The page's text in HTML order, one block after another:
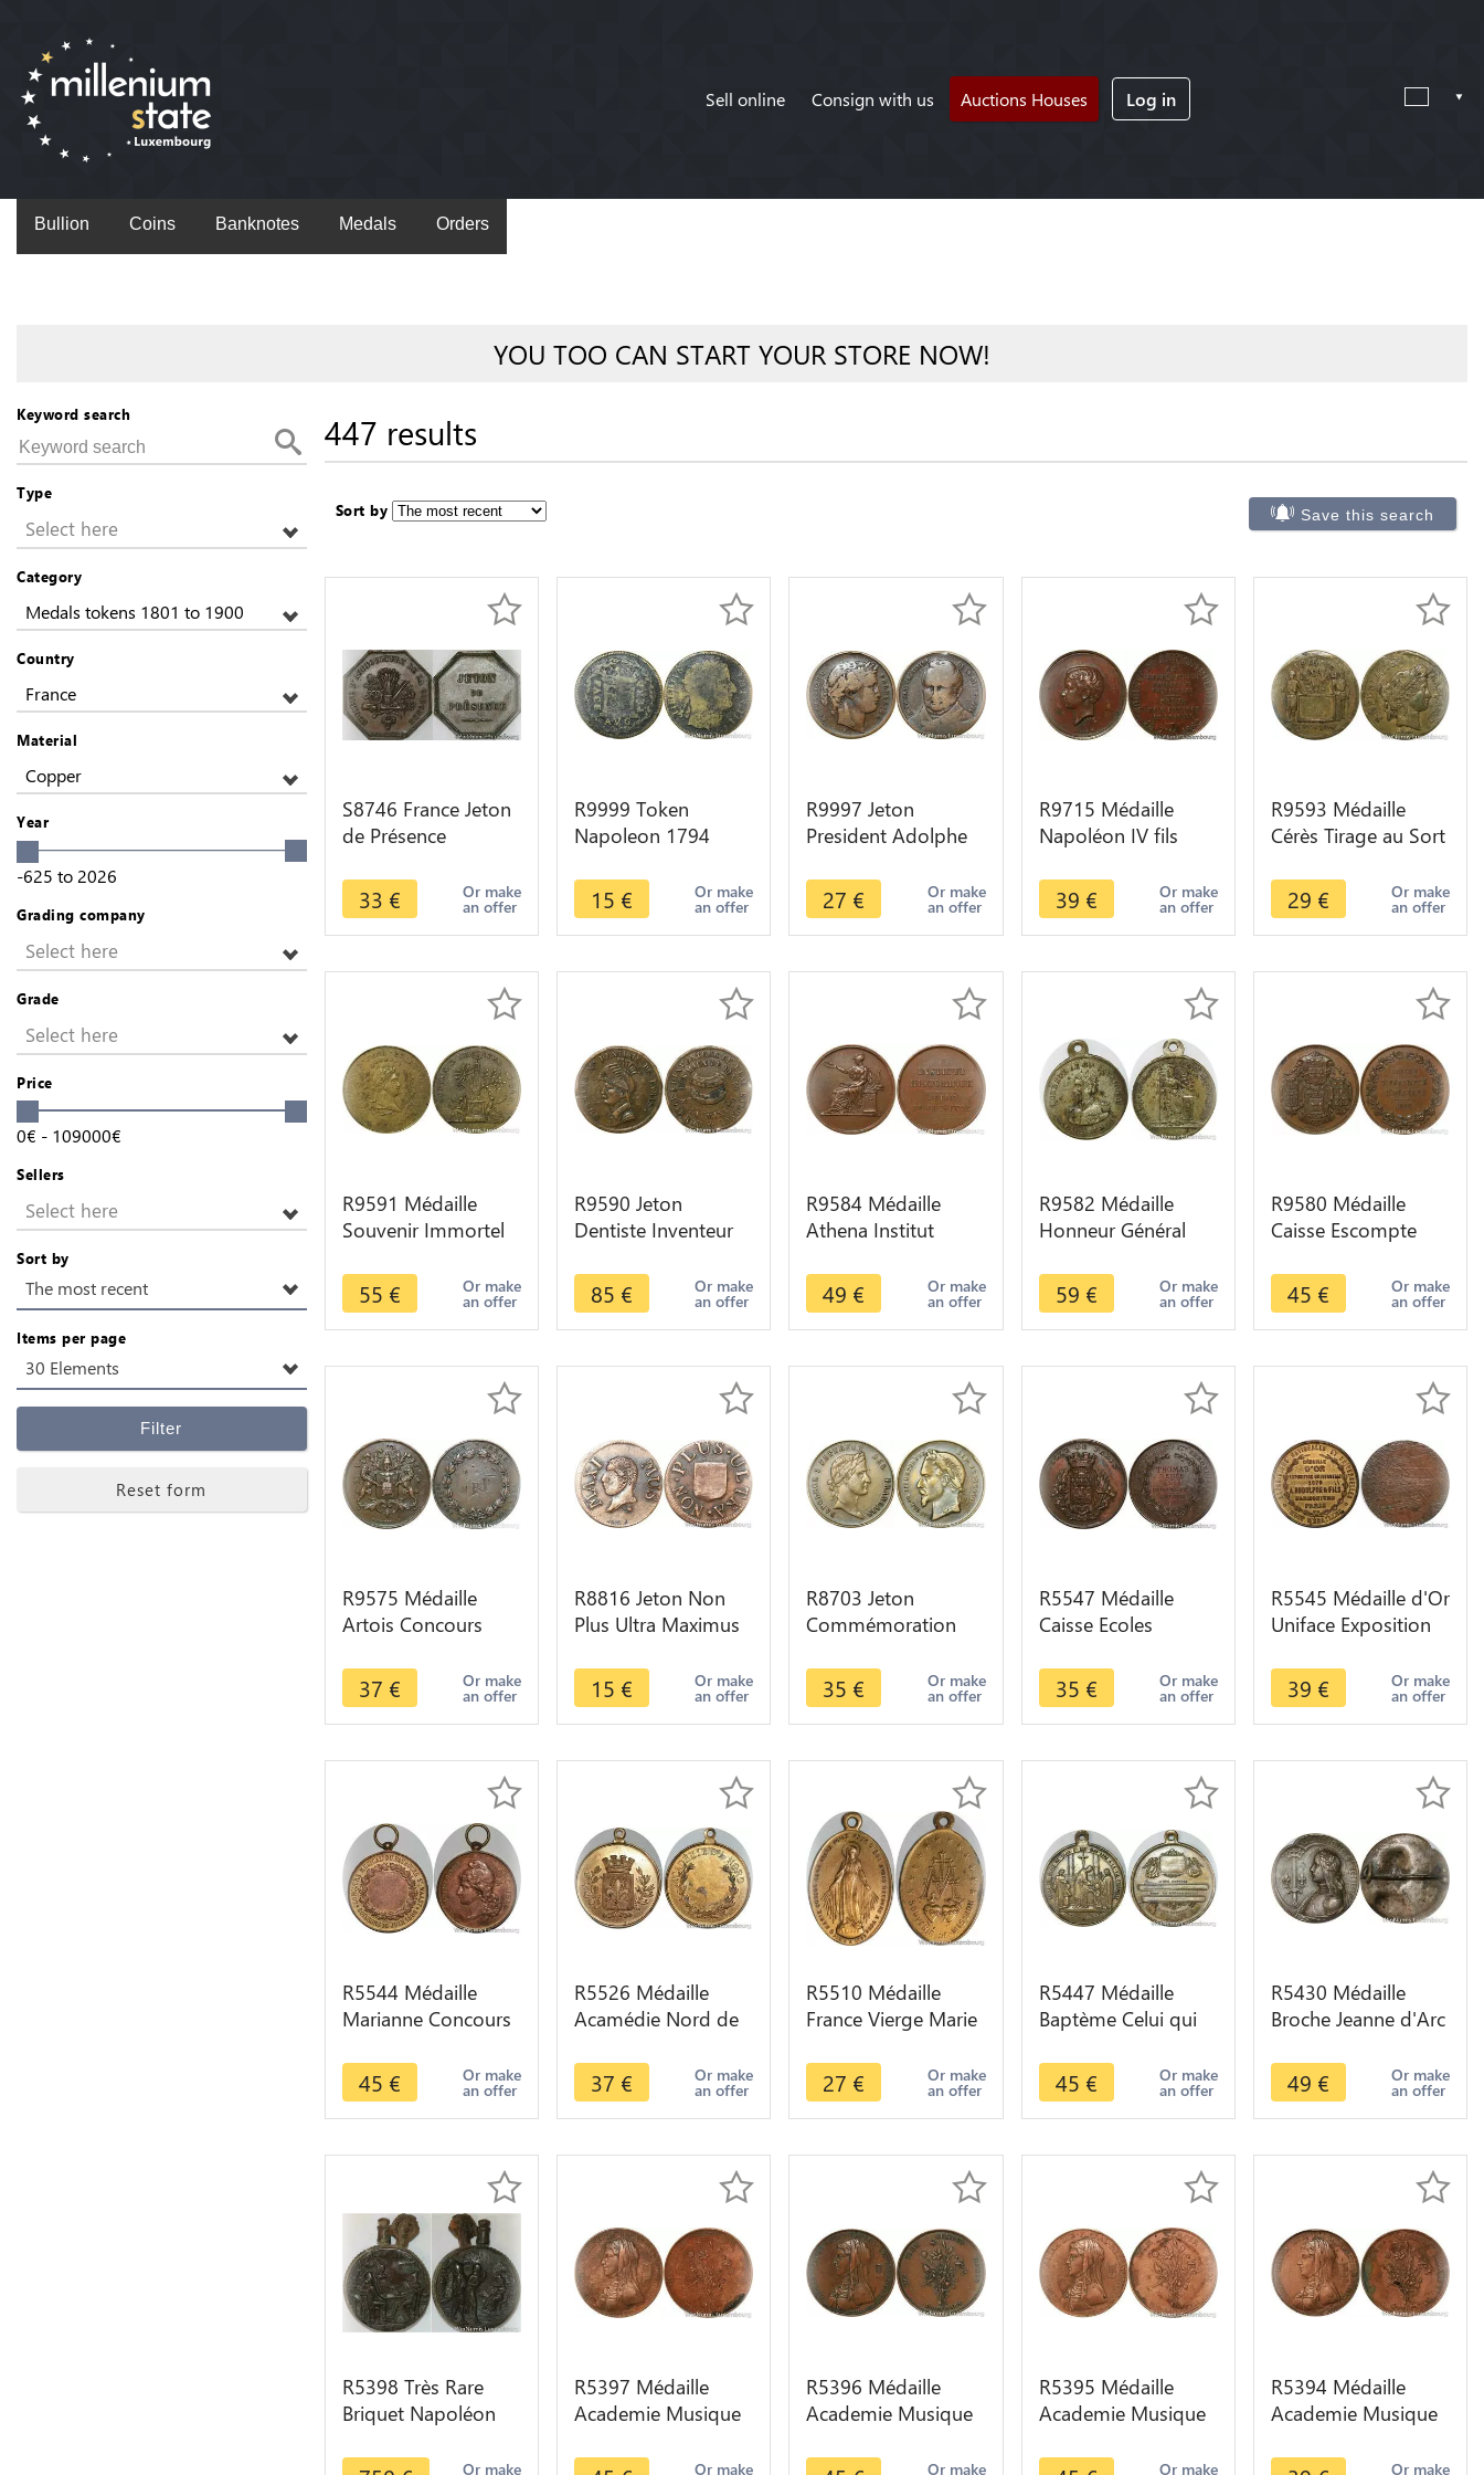
Sell online Consign with us Auctions Houses Log in
Bullion Coins Banknotes Medals Orders
YOU TOO CAN START YOUR STORE NOW!
Keyword search
Type
Select here
Category
Medals tokens 1801 to 1900
Country
France
Material
Copper
Year
-625 to 2026
Grading company
Select here
Grade
Select here
Price
0€ - 109000€
Sellers
Select here
Sort by
The most recent
Items per page
30 Elements
Filter
Reset form
447 results
Sort by Save this search
S8746 France Jeton
de Présence
Agriculture Gironde
delongueil
33 € Or make
an offer
R9999 Token
Napoleon 1794
Liberivs Roman
Emperor
15 € Or make
an offer
R9997 Jeton
President Adolphe
Française Cérès
1871 1873 >Offer
27 € Or make
an offer
R9715 Médaille
Napoléon IV fils
Prince Impérial 1862
>Offer
39 € Or make
an offer
R9593 Médaille
Cérès Tirage au Sort
Make Offer
29 € Or make
an offer
R9591 Médaille
Souvenir Immortel
Iena Eylau Marengo
Wagram SUP
55 € Or make
an offer
R9590 Jeton
Dentiste Inventeur
de Dents Paris
c.1880
85 € Or make
an offer
R9584 Médaille
Athena Institut
Présence SUP c.
1880 >Offer
49 € Or make
an offer
R9582 Médaille
Honneur Général
Gouverneur Algérie
1848 -> Make Offer
59 € Or make
an offer
R9580 Médaille
Caisse Escompte
Napoléon III 1856
SUP ->Make offer
45 € Or make
an offer
R9575 Médaille
Artois Concours
III 1868 Arras
Contremarque CRI
37 € Or make
an offer
R8816 Jeton Non
Plus Ultra Maximus
Make Offer
15 € Or make
an offer
R8703 Jeton
Commémoration
Empire Francais
1852 1870
35 € Or make
an offer
R5547 Médaille
Caisse Ecoles
Rue Folie Méricourt
1891 Paris SUP
35 € Or make
an offer
R5545 Médaille d'Or
Uniface Exposition
Rodolphe et Fils
Paris
39 € Or make
an offer
R5544 Médaille
Marianne Concours
Waast Soissons
1895
45 € Or make
an offer
R5526 Médaille
Acamédie Nord de
SUP -> Make offer
37 € Or make
an offer
R5510 Médaille
France Vierge Marie
deux Coeurs SUP ->
Offer
27 € Or make
an offer
R5447 Médaille
Baptème Celui qui
boit mon sang SUP
-> M offer
45 € Or make
an offer
R5430 Médaille
Broche Jeanne d'Arc
1412 1431 SUP ->
Offer
49 € Or make
an offer
R5398 Très Rare
Briquet Napoléon
Napoléonien d'un
Or make
R5397 Médaille
Academie Musique
Clémence IsaureOr make
R5396 Médaille
Academie Musique
Clémence IsaureOr make
R5395 Médaille
Academie Musique
Clémence IsaureOr make
R5394 Médaille
Academie Musique
Clémence IsaureOr make